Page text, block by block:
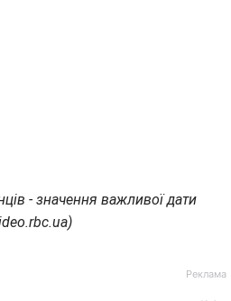
- значення важливої ​​дати